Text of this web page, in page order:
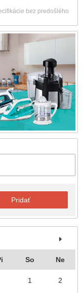
Pridať
So Ne
1 2
bez predošlého